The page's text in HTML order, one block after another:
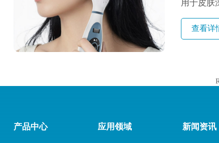
用于皮肤
进行精准
查看详
产品中心 应用领域 新闻资讯